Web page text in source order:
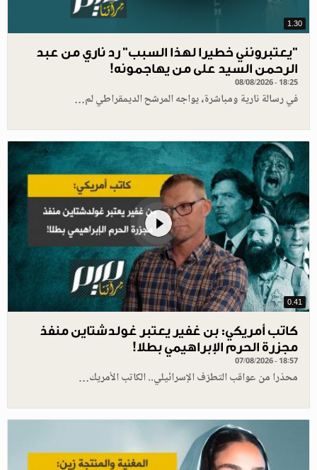
1.30
"يعتبرونني خطيرا لهذا السبب" رد ناري من عبد
الرحمن السيد على من يهاجمونه!
08/08/2026 - 18:25
في رسالة نارية ومباشرة، يواجه المرشح الديمقراطي لم…
0.41
كاتب أمريكي: بن غفير يعتبر غولدشتاين منفذ
مجزرة الحرم الإبراهيمي بطلا!
07/08/2026 - 18:57
محذرا من عواقب التطرّف الإسرائيلي.. الكاتب الأمريك…